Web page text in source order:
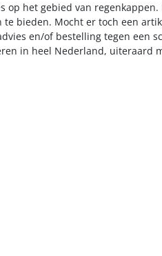
op het gebied van
te bieden. Mocht er toch een
en/of bestelling tegen een
in heel Nederland, uiteraard